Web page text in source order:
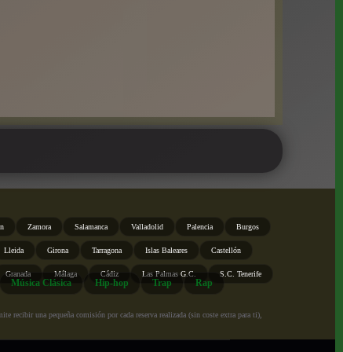
Zamora Salamanca Valladolid Palencia Burgos
Lleida Girona Tarragona Islas Baleares Castellón
Granada Málaga Cádiz Las Palmas G.C. S.C. Tenerife
Música Clásica Hip-hop Trap Rap
recibir una pequeña comisión por cada reserva realizada (sin coste extra para ti),